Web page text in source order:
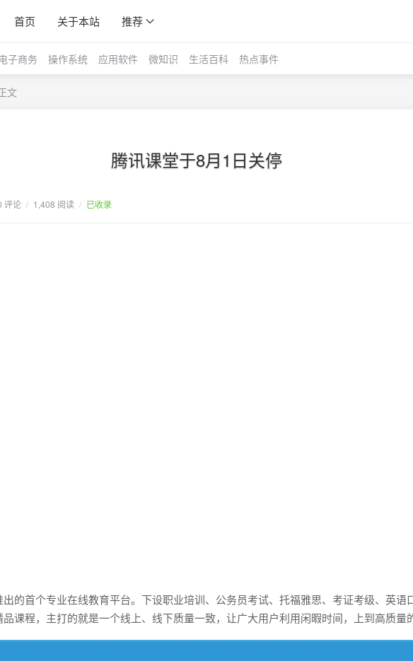
首页 关于本站 推荐
子商务 操作系统 应用软件 微知识 生活百科 热点事件
文
腾讯课堂于8月1日关停
评论 / 1,408 阅读 / 已收录
的首个专业在线教育平台。下设职业培训、公务员考试、托福雅思、考证考级、英语
课程，主打的就是一个线上、线下质量一致，让广大用户利用闲暇时间，上到高质量